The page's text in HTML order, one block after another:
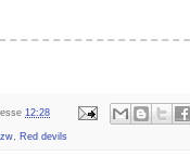
12:28
, Red devils